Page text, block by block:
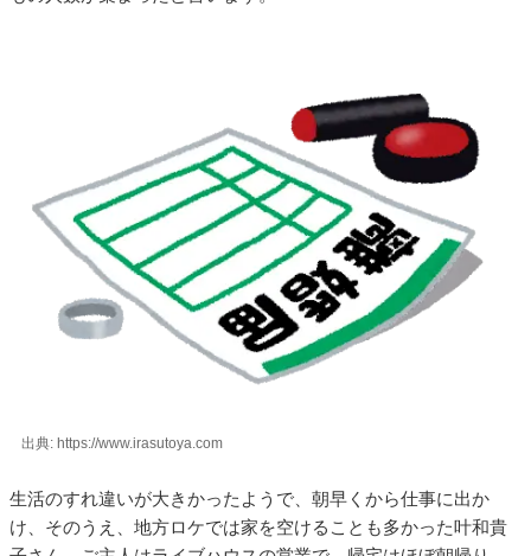
出典: https://www.irasutoya.com
生活のすれ違いが大きかったようで、朝早くから仕事に出か
け、そのうえ、地方ロケでは家を空けることも多かった叶和貴